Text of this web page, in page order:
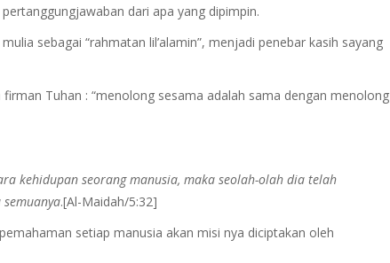
dari apa yang dipimpin.
sebagai “rahmatan lil’alamin”, menjadi penebar kasih sayang
Tuhan : “menolong sesama adalah sama dengan menolong
kehidupan seorang manusia, maka seolah-olah dia telah
.[Al-Maidah/5:32]
setiap manusia akan misi nya diciptakan oleh